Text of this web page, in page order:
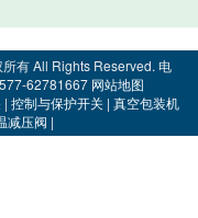
有 All Rights Reserved. 电
62781667 网站地图
| 控制与保护开关 | 真空包装机
减压阀 |